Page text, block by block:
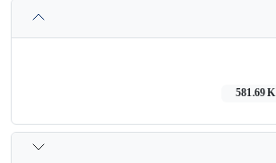
581.69 K